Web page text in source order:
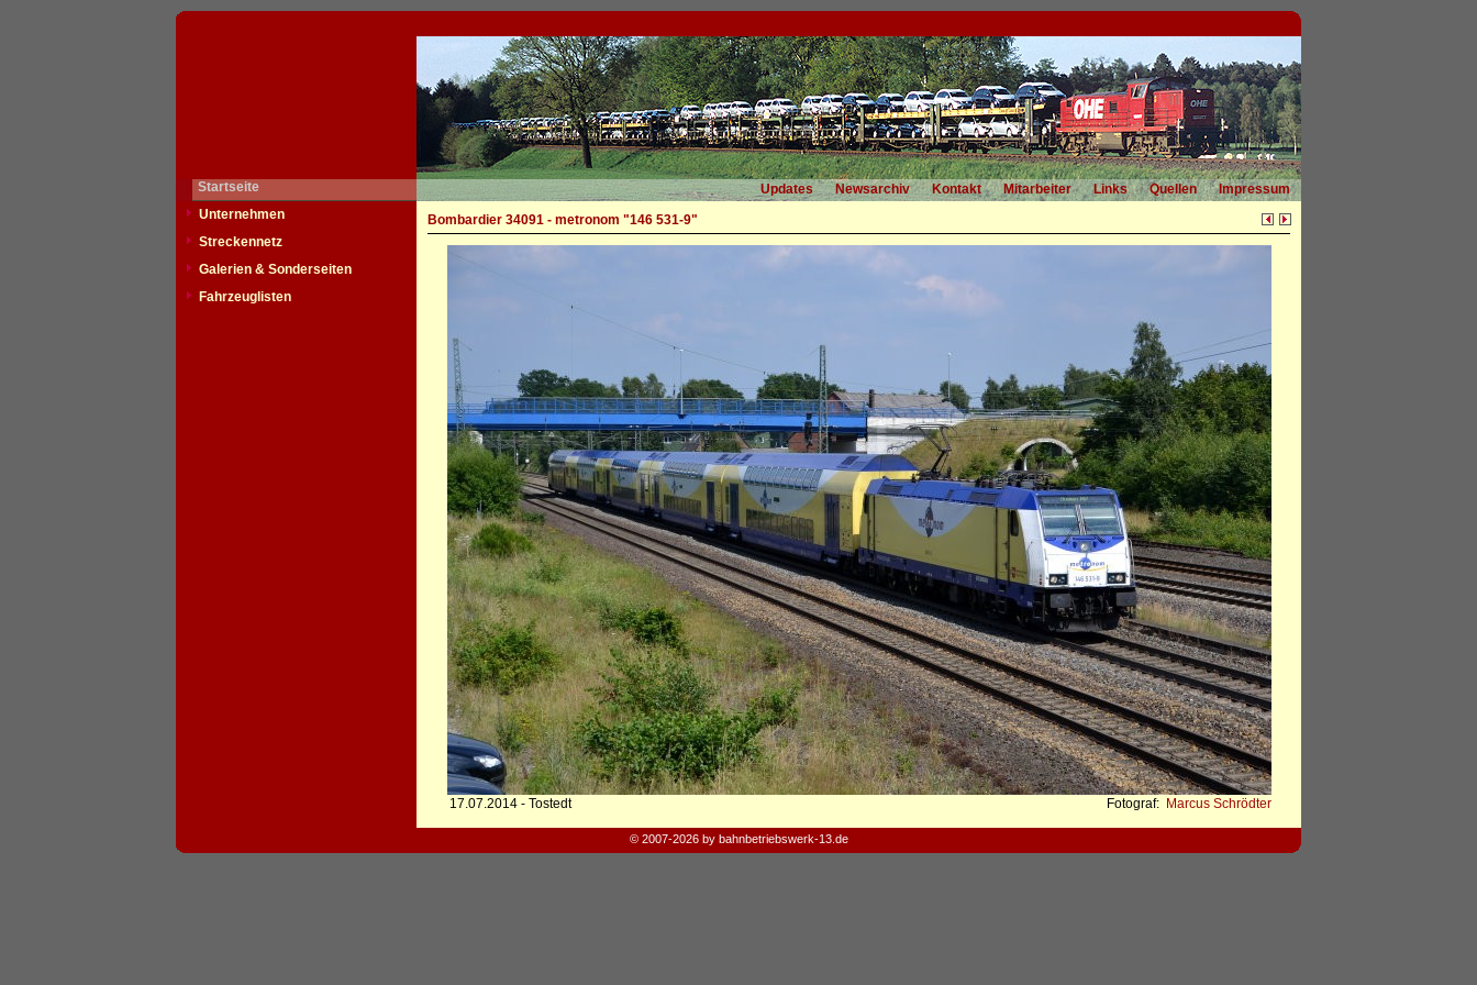
Startseite Updates Newsarchiv Kontakt Mitarbeiter Links Quellen
Impressum
Unternehmen
Streckennetz
Galerien & Sonderseiten
Fahrzeuglisten
Bombardier 34091 - metronom "146 531-9"
17.07.2014 - Tostedt Fotograf: Marcus Schrödter
© 2007-2026 by bahnbetriebswerk-13.de